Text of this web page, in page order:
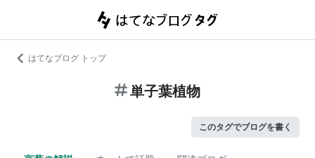
はてなブログ トップ
単子葉植物
このタグでブログを書く